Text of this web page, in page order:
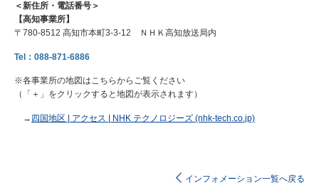
＜新住所・電話番号＞
【高知事業所】
〒780-8512 高知市本町3-3-12 ＮＨＫ高知放送局内
Tel：088-871-6886
※各事業所の地図はこちらからご覧ください
（「＋」をクリックすると地図が表示されます）
→ 四国地区 | アクセス | NHK テクノロジーズ (nhk-tech.co.jp)
インフォメーション一覧へ戻る